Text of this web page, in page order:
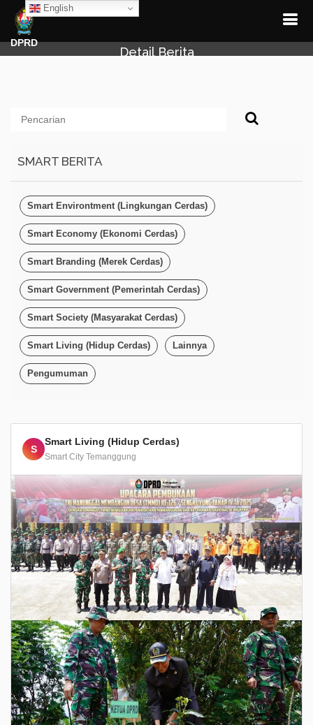
English
DPRD
Detail Berita
SMART BERITA
Smart Environtment (Lingkungan Cerdas)
Smart Economy (Ekonomi Cerdas)
Smart Branding (Merek Cerdas)
Smart Government (Pemerintah Cerdas)
Smart Society (Masyarakat Cerdas)
Smart Living (Hidup Cerdas) Lainnya
Pengumuman
S
Smart Living (Hidup Cerdas)
Smart City Temanggung